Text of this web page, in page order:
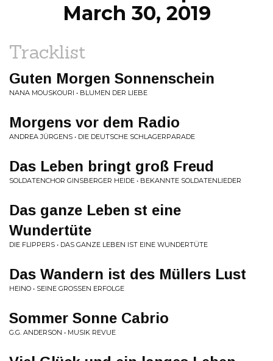
March 30, 2019
Tracklist
Guten Morgen Sonnenschein
NANA MOUSKOURI • BLUMEN DER LIEBE
Morgens vor dem Radio
ANDREA JÜRGENS • DIE DEUTSCHE SCHLAGERPARADE
Das Leben bringt groß Freud
SOLDATENCHOR GINSBERGER HEIDE • BEKANNTE SOLDATENLIEDER
Das ganze Leben st eine
Wundertüte
DIE FLIPPERS • DAS GANZE LEBEN IST EINE WUNDERTÜTE
Das Wandern ist des Müllers Lust
HEINO • SEINE GROSSEN ERFOLGE
Sommer Sonne Cabrio
G.G. ANDERSON • MUSIK REVUE